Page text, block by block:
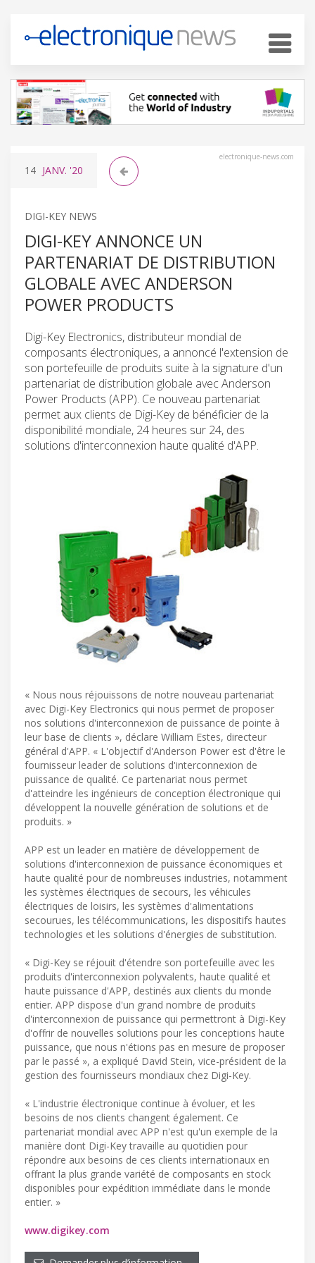
electronique-news.com
14 JANV. '20
DIGI-KEY NEWS
DIGI-KEY ANNONCE UN
PARTENARIAT DE DISTRIBUTION
GLOBALE AVEC ANDERSON
POWER PRODUCTS
Digi-Key Electronics, distributeur mondial de
composants électroniques, a annoncé l'extension de
son portefeuille de produits suite à la signature d'un
partenariat de distribution globale avec Anderson
Power Products (APP). Ce nouveau partenariat
permet aux clients de Digi-Key de bénéficier de la
disponibilité mondiale, 24 heures sur 24, des
solutions d'interconnexion haute qualité d'APP.
« Nous nous réjouissons de notre nouveau partenariat
avec Digi-Key Electronics qui nous permet de proposer
nos solutions d'interconnexion de puissance de pointe à
leur base de clients », déclare William Estes, directeur
général d'APP. « L'objectif d'Anderson Power est d'être le
fournisseur leader de solutions d'interconnexion de
puissance de qualité. Ce partenariat nous permet
d'atteindre les ingénieurs de conception électronique qui
développent la nouvelle génération de solutions et de
produits. »
APP est un leader en matière de développement de
solutions d'interconnexion de puissance économiques et
haute qualité pour de nombreuses industries, notamment
les systèmes électriques de secours, les véhicules
électriques de loisirs, les systèmes d'alimentations
secourues, les télécommunications, les dispositifs hautes
technologies et les solutions d'énergies de substitution.
« Digi-Key se réjouit d'étendre son portefeuille avec les
produits d'interconnexion polyvalents, haute qualité et
haute puissance d'APP, destinés aux clients du monde
entier. APP dispose d'un grand nombre de produits
d'interconnexion de puissance qui permettront à Digi-Key
d'offrir de nouvelles solutions pour les conceptions haute
puissance, que nous n'étions pas en mesure de proposer
par le passé », a expliqué David Stein, vice-président de la
gestion des fournisseurs mondiaux chez Digi-Key.
« L'industrie électronique continue à évoluer, et les
besoins de nos clients changent également. Ce
partenariat mondial avec APP n'est qu'un exemple de la
manière dont Digi-Key travaille au quotidien pour
répondre aux besoins de ces clients internationaux en
offrant la plus grande variété de composants en stock
disponibles pour expédition immédiate dans le monde
entier. »
www.digikey.com